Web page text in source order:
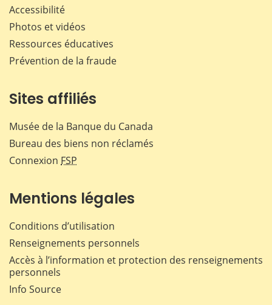
Accessibilité
Photos et vidéos
Ressources éducatives
Prévention de la fraude
Sites affiliés
Musée de la Banque du Canada
Bureau des biens non réclamés
Connexion FSP
Mentions légales
Conditions d’utilisation
Renseignements personnels
Accès à l’information et protection des renseignements
personnels
Info Source